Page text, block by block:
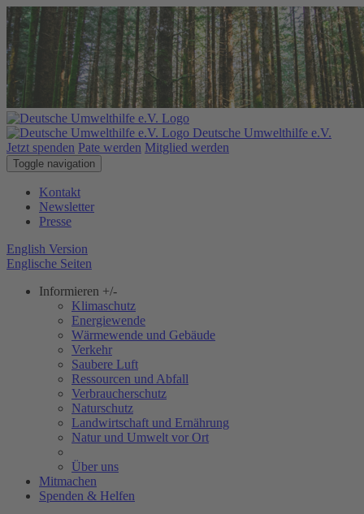
Deutsche Umwelthilfe e.V.
Jetzt spenden Pate werden Mitglied werden
Toggle navigation
Kontakt
Newsletter
Presse
English Version
Englische Seiten
Informieren +/-
Klimaschutz
Energiewende
Wärmewende und Gebäude
Verkehr
Saubere Luft
Ressourcen und Abfall
Verbraucherschutz
Naturschutz
Landwirtschaft und Ernährung
Natur und Umwelt vor Ort
Über uns
Mitmachen
Spenden & Helfen